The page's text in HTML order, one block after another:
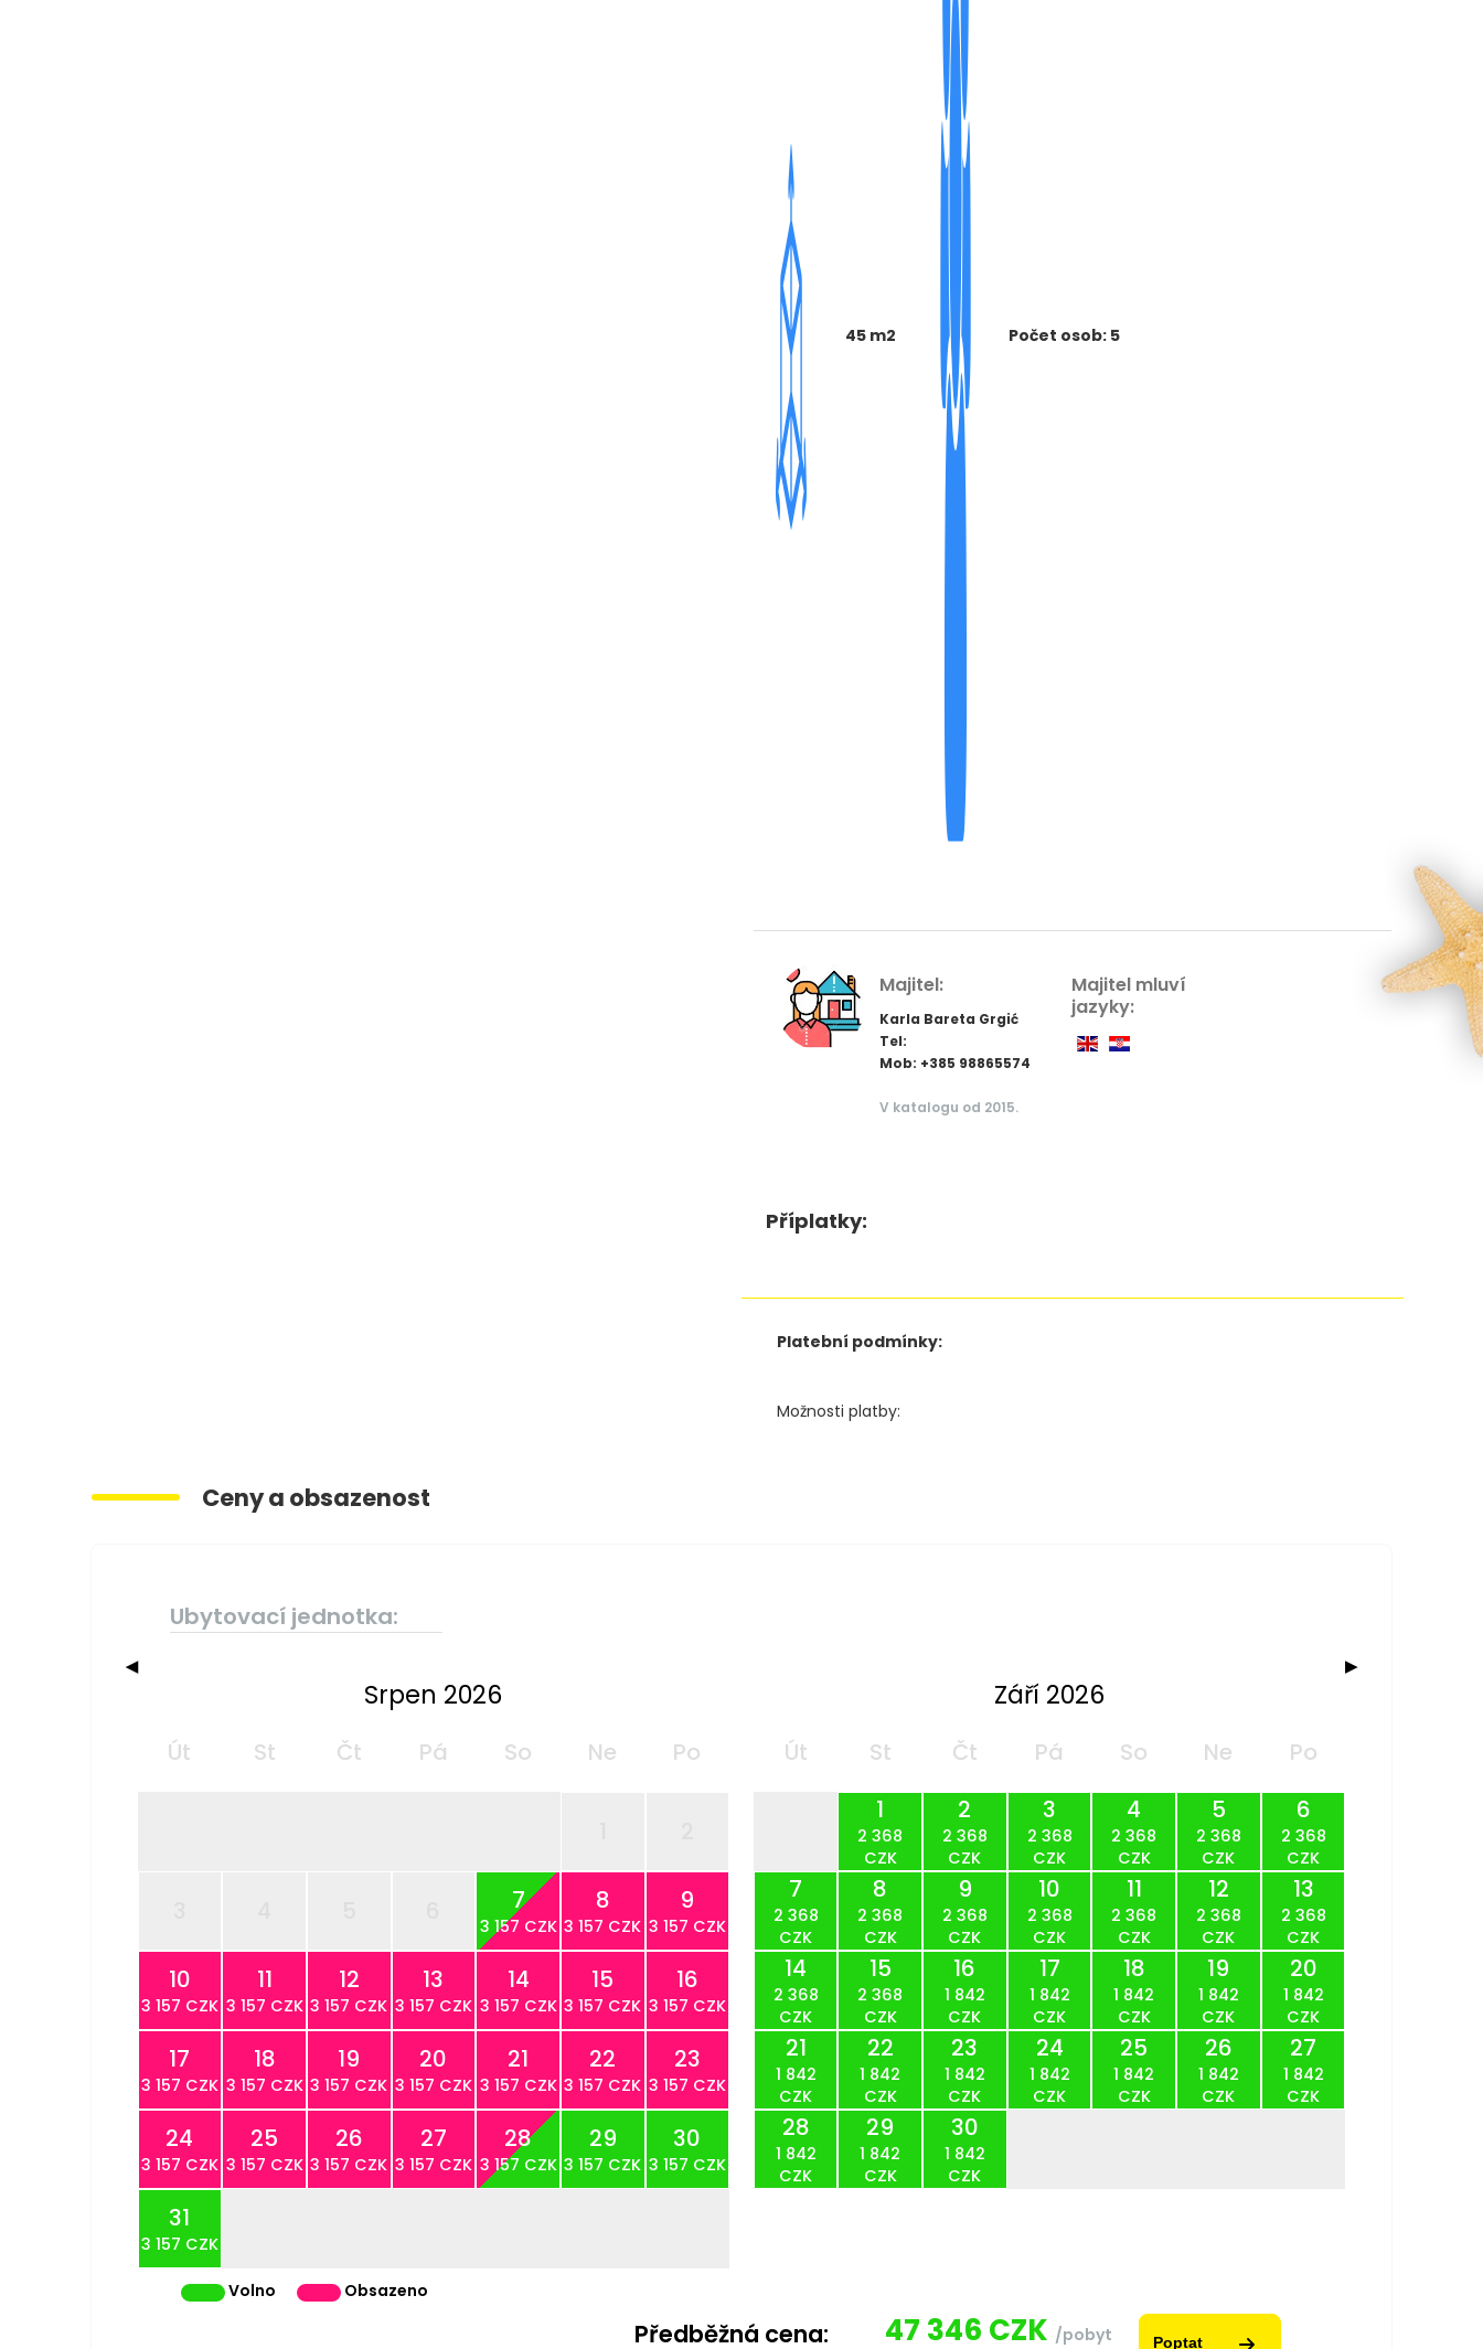
45 m2 Počet osob: 5
Majitel:
Karla Bareta Grgić
Tel:
Mob: +385 98865574
V katalogu od 2015.
Majitel mluví
jazyky:
Příplatky:
Platební podmínky:
Možnosti platby:
Ceny a obsazenost
Ubytovací jednotka:
◀ ▶
Srpen 2026
Út St Čt Pá So Ne Po
7
3 157 CZK
8
3 157 CZK
9
3 157 CZK
10
3 157 CZK
11
3 157 CZK
12
3 157 CZK
13
3 157 CZK
14
3 157 CZK
15
3 157 CZK
16
3 157 CZK
17
3 157 CZK
18
3 157 CZK
19
3 157 CZK
20
3 157 CZK
21
3 157 CZK
22
3 157 CZK
23
3 157 CZK
24
3 157 CZK
25
3 157 CZK
26
3 157 CZK
27
3 157 CZK
28
3 157 CZK
29
3 157 CZK
30
3 157 CZK
31
3 157 CZK
Září 2026
Út St Čt Pá So Ne
Po
1
2 368
CZK
2
2 368
CZK
3
2 368
CZK
4
2 368
CZK
5
2 368
CZK
6
2 368
CZK
7
2 368
CZK
8
2 368
CZK
9
2 368
CZK
10
2 368
CZK
11
2 368
CZK
12
2 368
CZK
13
2 368
CZK
14
2 368
CZK
15
2 368
CZK
16
1 842
CZK
17
1 842
CZK
18
1 842
CZK
19
1 842
CZK
20
1 842
CZK
21
1 842
CZK
22
1 842
CZK
23
1 842
CZK
24
1 842
CZK
25
1 842
CZK
26
1 842
CZK
27
1 842
CZK
28
1 842
CZK
29
1 842
CZK
30
1 842
CZK
Volno Obsazeno
Předběžná cena: 47 346 CZK /pobyt Poptat